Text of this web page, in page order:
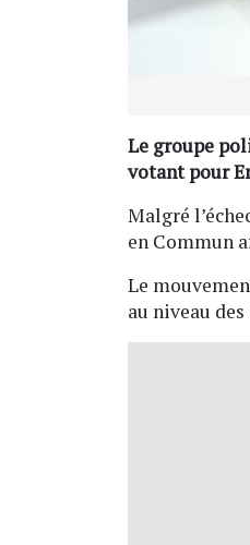
Le groupe
votant pour
Malgré
en Commun
Le
au niveau